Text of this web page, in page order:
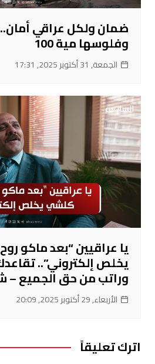
ضمان ولكل عراقي
وفلوسها مية 100
الجمعة, 31 أكتوبر 2025, 17:31
يا عراقيين “بعد ماكو
يخلص إلكتروني”..
وراتب من حق الجميع –
الأربعاء, 29 أكتوبر 2025, 20:09
اترك تعليقاً